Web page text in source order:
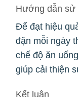
Hướng dẫn sử
Để đạt hiệu
đặn mỗi ngày
chế độ ăn
giúp cải thiện
Kết luận